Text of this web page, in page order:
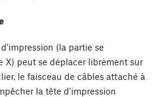
(la partie se
X) peut se déplacer librement sur
le faisceau de câbles attaché à
la tête d'impression